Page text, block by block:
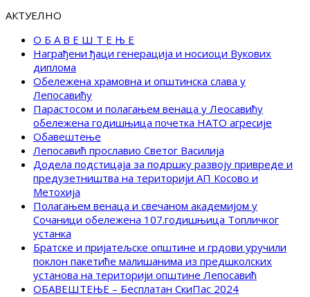
АКТУЕЛНО
О Б А В Е Ш Т Е Њ Е
Награђени ђаци генерација и носиоци Вукових
диплома
Обележена храмовна и општинска слава у
Лепосавићу
Парастосом и полагањем венаца у Леосавићу
обележена годишњица почетка НАТО агресије
Обавештење
Лепосавић прославио Светог Василија
Додела подстицаја за подршку развоју привреде и
предузетништва на територији АП Косово и
Метохија
Полагањем венаца и свечаном академијом у
Сочаници обележена 107.годишњица Топличког
устанка
Братске и пријатељске општине и грдови уручили
поклон пакетиће малишанима из предшколских
установа на територији општине Лепосавић
ОБАВЕШТЕЊЕ – Бесплатан СкиПас 2024